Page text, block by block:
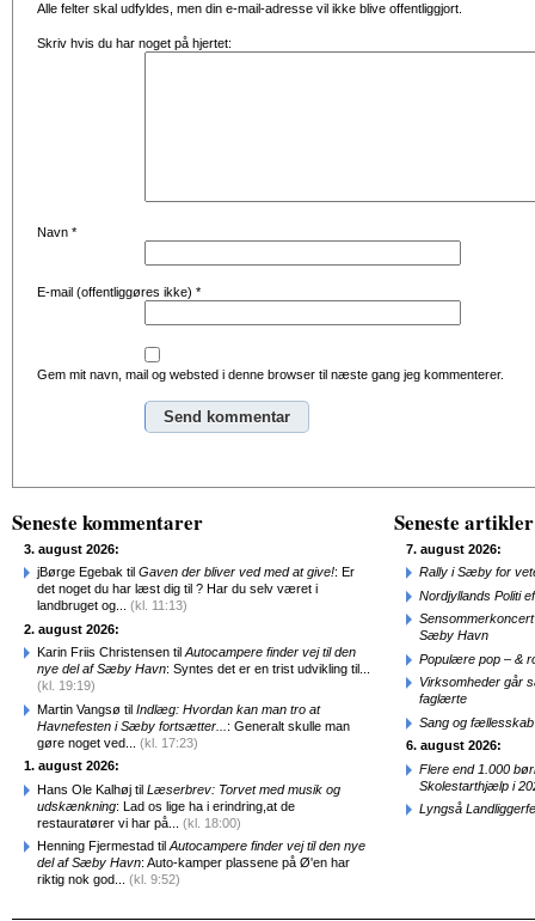
Alle felter skal udfyldes, men din e-mail-adresse vil ikke blive offentliggjort.
Skriv hvis du har noget på hjertet:
Navn *
E-mail (offentliggøres ikke) *
Gem mit navn, mail og websted i denne browser til næste gang jeg kommenterer.
Seneste kommentarer
3. august 2026:
jBørge Egebak til Gaven der bliver ved med at give!: Er
det noget du har læst dig til ? Har du selv været i
landbruget og... (kl. 11:13)
2. august 2026:
Karin Friis Christensen til Autocampere finder vej til den
nye del af Sæby Havn: Syntes det er en trist udvikling til...
(kl. 19:19)
Martin Vangsø til Indlæg: Hvordan kan man tro at
Havnefesten i Sæby fortsætter... : Generalt skulle man
gøre noget ved... (kl. 17:23)
1. august 2026:
Hans Ole Kalhøj til Læserbrev: Torvet med musik og
udskænkning: Lad os lige ha i erindring,at de
restauratører vi har på... (kl. 18:00)
Henning Fjermestad til Autocampere finder vej til den nye
del af Sæby Havn: Auto-kamper plassene på Ø'en har
riktig nok god... (kl. 9:52)
Seneste artikler
7. august 2026:
Rally i Sæby for
Nordjyllands Politi
Sæby Havn
Populære pop – &
Virksomheder går
faglærte
Sang og
6. august 2026:
Flere end 1.000
Skolestarthjælp i
Lyngså